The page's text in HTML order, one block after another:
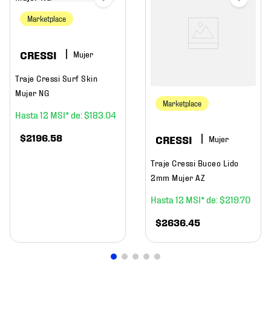
Marketplace
CRESSI Mujer
Traje Cressi Surf Skin
Mujer NG
12 $183 04
$2196.58
Marketplace
CRESSI Mujer
Traje Cressi Buceo Lido
2mm Mujer AZ
12 $21970
$2636.45